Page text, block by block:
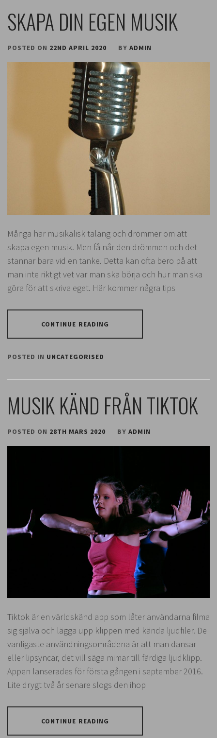
SKAPA DIN EGEN MUSIK
POSTED ON 22ND APRIL 2020 BY ADMIN
Många har musikalisk talang och drömmer om att
skapa egen musik. Men få når den drömmen och det
stannar bara vid en tanke. Detta kan ofta bero på att
man inte riktigt vet var man ska börja och hur man ska
göra för att skriva eget. Här kommer några tips
CONTINUE READING
POSTED IN UNCATEGORISED
MUSIK KÄND FRÅN TIKTOK
POSTED ON 28TH MARS 2020 BY ADMIN
Tiktok är en världskänd app som låter användarna filma
sig själva och lägga upp klippen med kända ljudfiler. De
vanligaste användningsområdena är att man dansar
eller lipsyncar, det vill säga mimar till färdiga ljudklipp.
Appen lanserades för första gången i september 2016.
Lite drygt två år senare slogs den ihop
CONTINUE READING